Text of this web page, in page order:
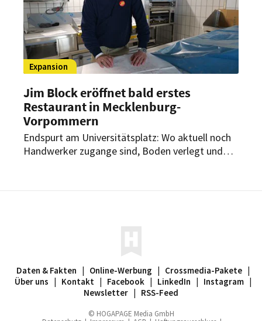
Expansion
Jim Block eröffnet bald erstes
Restaurant in Mecklenburg-
Vorpommern
Endspurt am Universitätsplatz: Wo aktuell noch
Handwerker zugange sind, Boden verlegt und
Daten & Fakten Online-Werbung Crossmedia-Pakete
Über uns
Kontakt Facebook LinkedIn Instagram
Newsletter
RSS-Feed
© HOGAPAGE Media GmbH